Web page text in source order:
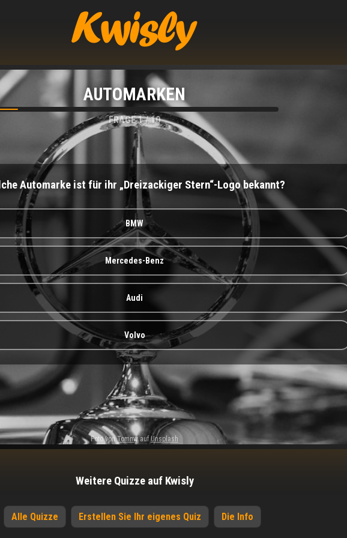
AUTOMARKEN
FRAGE 1/10
Automarke ist für ihr „Dreizackiger Stern“-Logo bekannt?
BMW
Mercedes-Benz
Audi
Volvo
Foto von Tommy auf Unsplash
Weitere Quizze auf Kwisly
Alle Quizze Erstellen Sie Ihr eigenes Quiz Die Info